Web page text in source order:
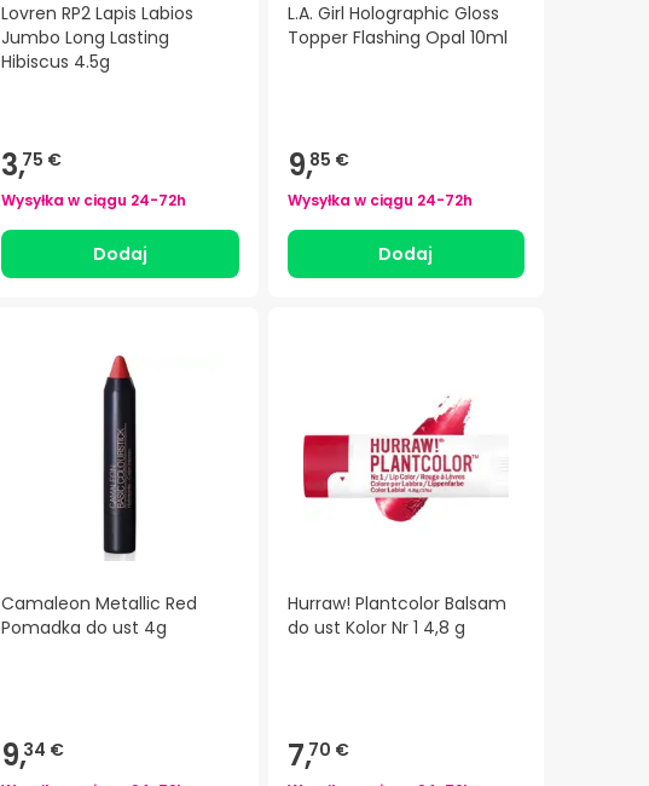
Lovren RP2 Lapis Labios
Jumbo Long Lasting
Hibiscus 4.5g
3,75 €
Wysyłka w ciągu 24-72h
Dodaj
L.A. Girl Holographic Gloss
Topper Flashing Opal 10ml
9,85 €
Wysyłka w ciągu 24-72h
Dodaj
Camaleon Metallic Red
Pomadka do ust 4g
9,34 €
Hurraw! Plantcolor Balsam
do ust Kolor Nr 1 4,8 g
7,70 €